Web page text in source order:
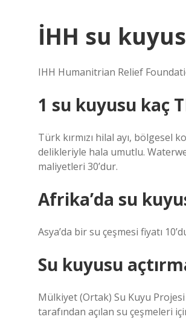
İHH su
IHH Humanitrian Relief
1 su kuyusu kaç
Türk kırmızı hilal ayı,
delikleriyle hala umutlu.
maliyetleri 30’dur.
Afrika’da su
Asya’da bir su çeşmesi fiyatı
Su kuyusu
Mülkiyet (Ortak) Su Kuyu
tarafından açılan su çeşmeleri